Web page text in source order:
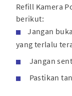
Refill Kamera
berikut:
Jangan
yang terlalu
Jangan
Pastikan